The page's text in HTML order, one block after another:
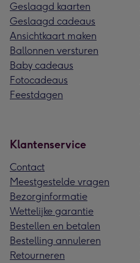
Geslaagd kaarten
Geslaagd cadeaus
Ansichtkaart maken
Ballonnen versturen
Baby cadeaus
Fotocadeaus
Feestdagen
Klantenservice
Contact
Meestgestelde vragen
Bezorginformatie
Wettelijke garantie
Bestellen en betalen
Bestelling annuleren
Retourneren